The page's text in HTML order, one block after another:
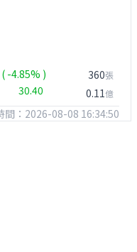
( -4.85% )
30.40
360張
0.11億
間：2026-08-08 16:34:50